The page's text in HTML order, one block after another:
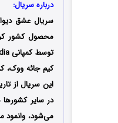
درباره سریال:
سریال عشق
کیم جائه ووک،
در سایر
می‌شود، وانمود